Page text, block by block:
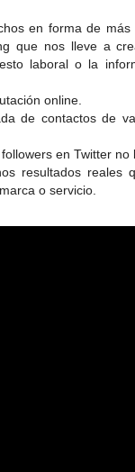
en forma de
que nos lleve a
laboral o la
online.
de contactos de
en Twitter
resultados reales
o servicio.